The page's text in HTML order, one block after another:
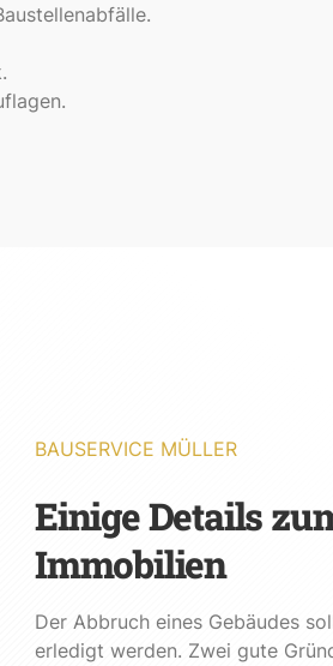
BAUSERVICE MÜLLER
Einige Details
Immobilien
Der Abbruch eines Gebäudes
erledigt werden. Zwei gute